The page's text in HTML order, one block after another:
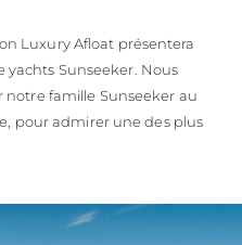
Luxury Afloat présentera
Sunseeker. Nous
famille Sunseeker au
pour admirer une des plus